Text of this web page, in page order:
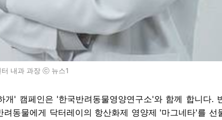
내과 과장 ⓒ 뉴스1
' 캠페인은 '한국반려동물영양연구소'와 함께 합니다.
려동물에게 닥터레이의 항산화제 영양제 '마그네타'를 선